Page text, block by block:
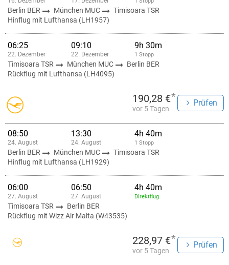
Berlin BER München MUC
Timisoara TSR
Hinflug mit Lufthansa (LH1957)
06:25
22. Dezember
09:10
22. Dezember
9h 30m
1 Stopp
Timisoara TSR München MUC
Berlin BER
Rückflug mit Lufthansa (LH4095)
190,28 €*
vor 5 Tagen
Prüfen
08:50
24. August
13:30
24. August
4h 40m
1 Stopp
Berlin BER München MUC
Timisoara TSR
Hinflug mit Lufthansa (LH1929)
06:00
27. August
06:50
27. August
4h 40m
Direktflug
Timisoara TSR
Berlin BER
Rückflug mit Wizz Air Malta (W43535)
228,97 €*
vor 5 Tagen
Prüfen